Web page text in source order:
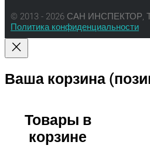
© 2013 - 2026 САН ИНСПЕКТОР,
Политика конфиденциальности
Ваша корзина
Товары в
корзине